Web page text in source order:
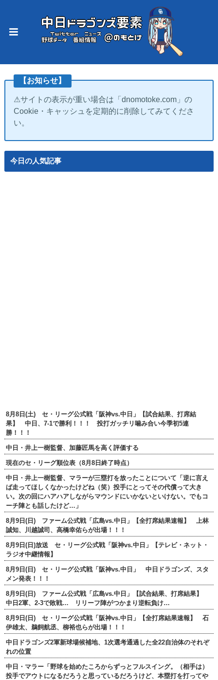
【お知らせ】
⚠サイトの表示が重い場合は「dnomotoke.com」の
Cookie・キャッシュを定期的に削除してみてくださ
い。
今日の人気記事
8月8日(土) セ・リーグ公式戦「阪神vs.中日」【試合結果、打席結
果】 中日、7-1で勝利！！！ 投打ガッチリ噛み合い今季初5連
勝！！！
中日・井上一樹監督、加藤匠馬を高く評価する
現在のセ・リーグ順位表（8月8日終了時点）
中日・井上一樹監督、マラーが三塁打を放ったことについて「逆に言え
ば走ってほしくなかったけどね（笑）投手にとってその代償って大き
い。次の回にハアハアしながらマウンドにいかないといけない。でもコ
ーチ陣とも話したけど…」
8月9日(日) ファーム公式戦「広島vs.中日」【全打席結果速報】 上林
誠知、川越誠司、高橋幸佑らが出場！！！
8月9日(日)放送 セ・リーグ公式戦「阪神vs.中日」【テレビ・ネット・
ラジオ中継情報】
8月9日(日) セ・リーグ公式戦「阪神vs.中日」 中日ドラゴンズ、スタ
メン発表！！！
8月9日(日) ファーム公式戦「広島vs.中日」【試合結果、打席結果】
中日2軍、2-3で敗戦… リリーフ陣がつかまり逆転負け…
8月9日(日) セ・リーグ公式戦「阪神vs.中日」【全打席結果速報】 石
伊雄太、鵜飼航丞、柳裕也らが出場！！！
中日ドラゴンズ2軍新球場候補地、1次選考通過した全22自治体のそれぞ
れの位置
中日・マラー「野球を始めたころからずっとフルスイング。（相手は）
投手でアウトになるだろうと思っているだろうけど、本塁打を打ってや